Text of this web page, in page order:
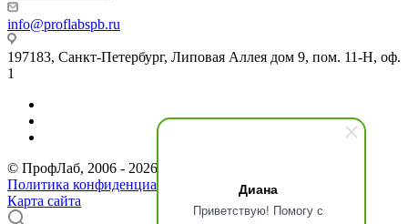
Диана
Приветствую! Помогу с
info@proflabspb.ru
197183, Санкт-Петербург, Липовая Аллея дом 9, пом. 11-Н, оф.
1
© ПрофЛаб, 2006 - 2026. Все права защищены.
Политика конфиденциальности
Карта сайта